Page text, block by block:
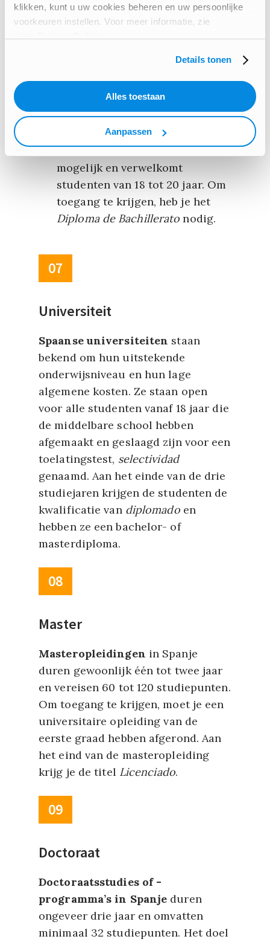
klikken, kunt u uw cookies beheren en uw persoonlijke
voorkeuren instellen. Voor meer informatie, zie
Details tonen
Alles toestaan
Aanpassen
Middelbaar niveau: verwelkomt
studenten van 16 tot 18 jaar. Het
ESO-diploma van de middelbare
school is vereist om toegelaten
Hoger onderwijs niveau: maakt
de kwalificatie vantécnico
mogelijk en verwelkomt
studenten van 18 tot 20 jaar. Om
toegang te krijgen, heb je het
Diploma de Bachilleratonodig.
07
Universiteit
Spaanse universiteiten staan
bekend om hun uitstekende
onderwijsniveau en hun lage
algemene kosten. Ze staan open
voor alle studenten vanaf 18 jaar die
de middelbare school hebben
afgemaakt en geslaagd zijn voor een
toelatingstest, selectividad
genaamd. Aan het einde van de drie
studiejaren krijgen de studenten de
kwalificatie van diplomadoen
hebben ze een bachelor- of
masterdiploma.
08
Master
Masteropleidingen in Spanje
duren gewoonlijk één tot twee jaar
en vereisen 60 tot 120 studiepunten.
Om toegang te krijgen, moet je een
universitaire opleiding van de
eerste graad hebben afgerond. Aan
het eind van de masteropleiding
krijg je de titel Licenciado.
09
Doctoraat
Doctoraatsstudies of -
programma’s in Spanje duren
ongeveer drie jaar en omvatten
minimaal 32 studiepunten. Het doel